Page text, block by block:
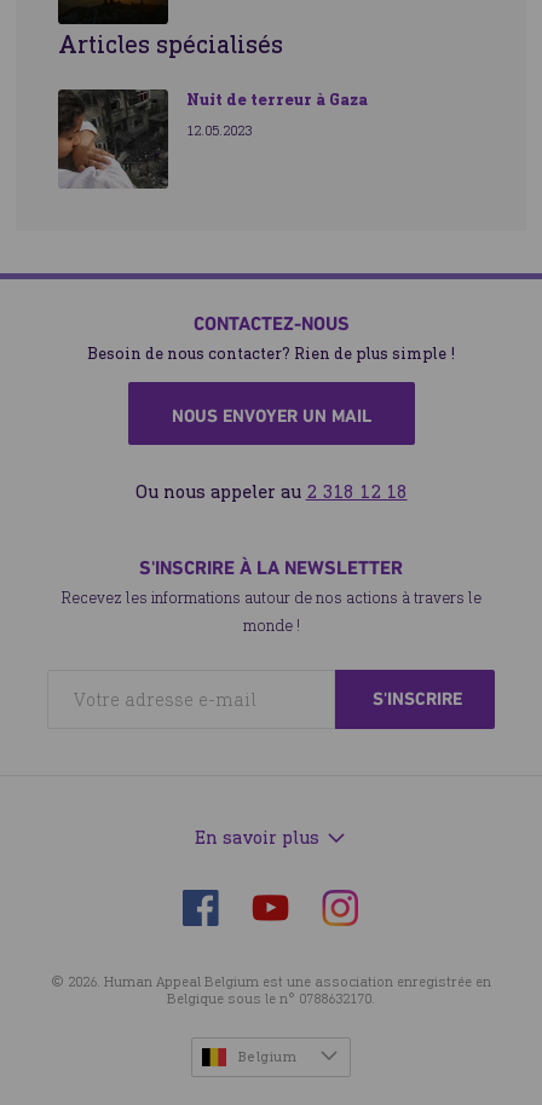
Articles spécialisés
Nuit de terreur à Gaza
12.05.2023
CONTACTEZ-NOUS
Besoin de nous contacter? Rien de plus simple !
NOUS ENVOYER UN MAIL
Ou nous appeler au 2 318 12 18
S'INSCRIRE À LA NEWSLETTER
Recevez les informations autour de nos actions à travers le
monde !
En savoir plus
Suivez-
nous
Facebook
Suivez-
YouTube
Suivez-
nous
Instagram
© 2026. Human Appeal Belgium est une association enregistrée en
Belgique sous le n° 0788632170.
Belgium